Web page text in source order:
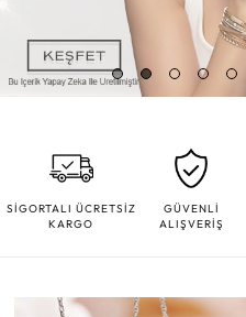
SİGORTALI ÜCRETSİZ
KARGO
GÜVENLİ
ALIŞVERİŞ